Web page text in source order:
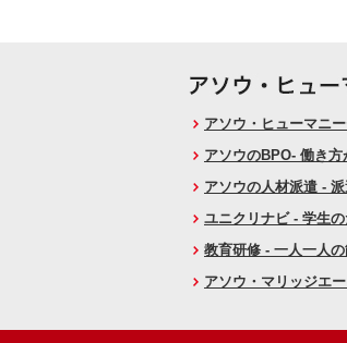
アソウ・ヒューマニ
アソウのBPO- 働き
アソウの人材派遣 -
ユニクリナビ - 学生
教育研修 - 一人一人
アソウ・マリッジエ